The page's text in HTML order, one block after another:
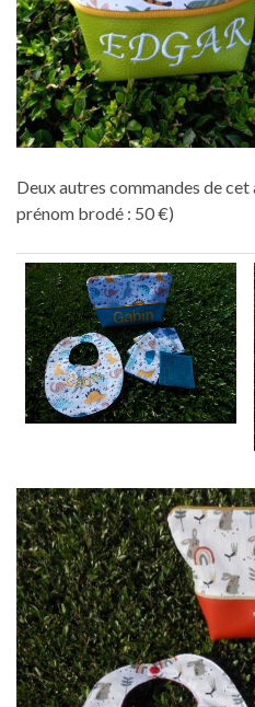
Deux autres commandes de
prénom brodé : 50 €)